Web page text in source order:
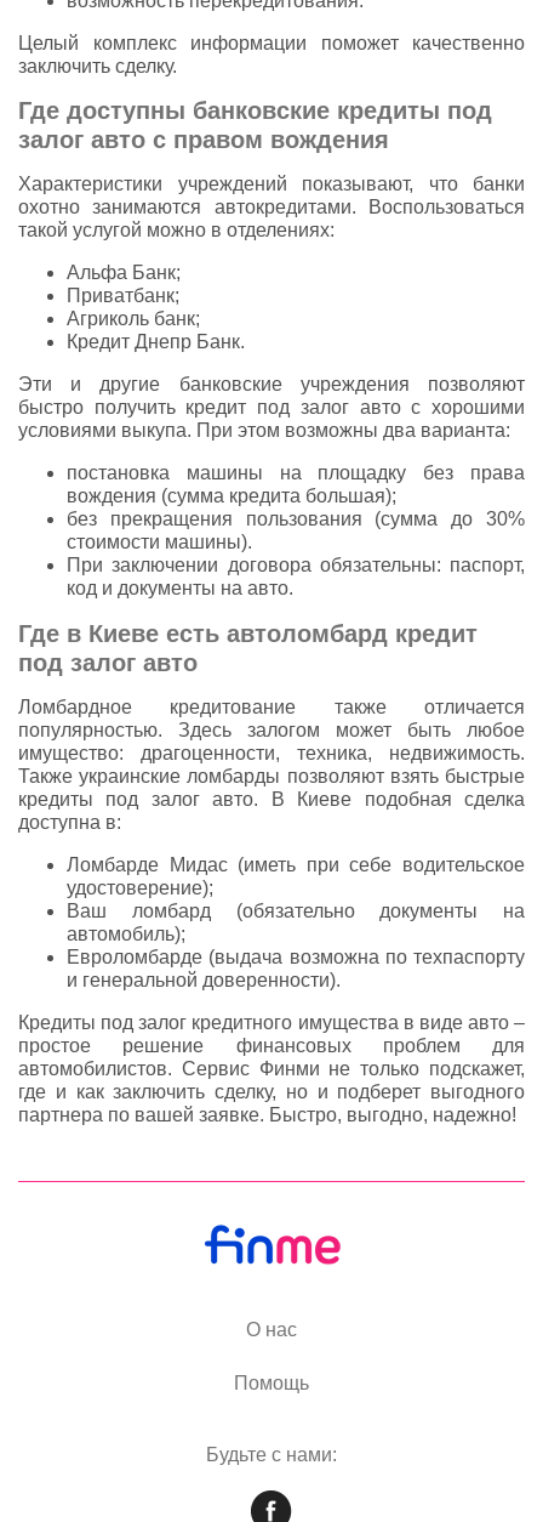
Целый комплекс информации поможет качественно
заключить сделку.
Где доступны банковские кредиты под
залог авто с правом вождения
Характеристики учреждений показывают, что банки
охотно занимаются автокредитами. Воспользоваться
такой услугой можно в отделениях:
Альфа Банк;
Приватбанк;
Агриколь банк;
Кредит Днепр Банк.
Эти и другие банковские учреждения позволяют
быстро получить кредит под залог авто с хорошими
условиями выкупа. При этом возможны два варианта:
постановка машины на площадку без права
вождения (сумма кредита большая);
без прекращения пользования (сумма до 30%
стоимости машины).
При заключении договора обязательны: паспорт,
код и документы на авто.
Где в Киеве есть автоломбард кредит
под залог авто
Ломбардное кредитование также отличается
популярностью. Здесь залогом может быть любое
имущество: драгоценности, техника, недвижимость.
Также украинские ломбарды позволяют взять быстрые
кредиты под залог авто. В Киеве подобная сделка
доступна в:
Ломбарде Мидас (иметь при себе водительское
удостоверение);
Ваш ломбард (обязательно документы на
автомобиль);
Евроломбарде (выдача возможна по техпаспорту
и генеральной доверенности).
Кредиты под залог кредитного имущества в виде авто –
простое решение финансовых проблем для
автомобилистов. Сервис Финми не только подскажет,
где и как заключить сделку, но и подберет выгодного
партнера по вашей заявке. Быстро, выгодно, надежно!
О нас
Помощь
Будьте с нами: